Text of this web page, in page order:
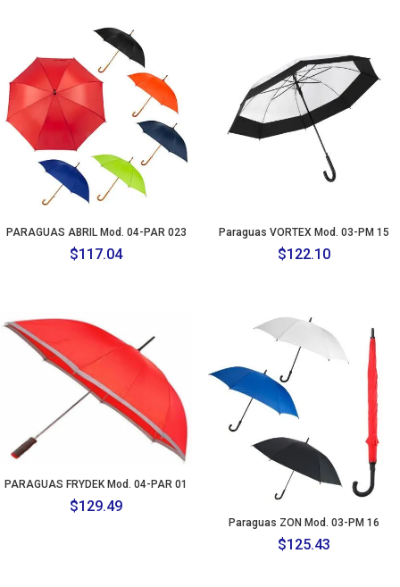
PARAGUAS ABRIL Mod. 04-PAR 023
$117.04
Paraguas VORTEX Mod. 03-PM 15
$122.10
PARAGUAS FRYDEK Mod. 04-PAR 01
$129.49
Paraguas ZON Mod. 03-PM 16
$125.43